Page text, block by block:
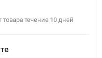
течение 10 дней